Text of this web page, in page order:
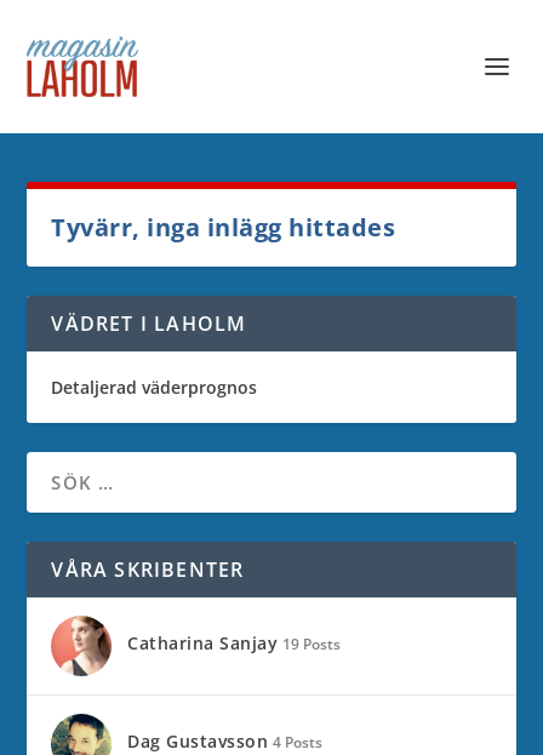
Tyvärr, inga inlägg hittades
VÄDRET I LAHOLM
Detaljerad väderprognos
VÅRA SKRIBENTER
Catharina Sanjay 19 Posts
Dag Gustavsson 4 Posts